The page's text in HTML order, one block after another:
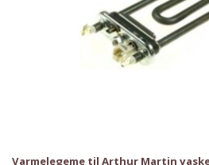
Varmelegeme til Arthur Martin